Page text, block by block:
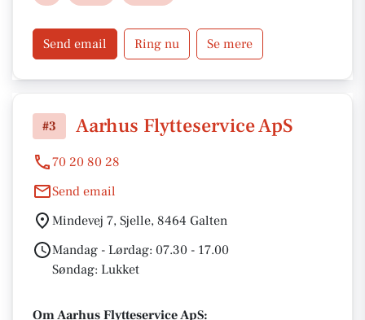
Send email Ring nu Se mere
#3 Aarhus Flytteservice ApS
70 20 80 28
Send email
Mindevej 7, Sjelle, 8464 Galten
Mandag - Lørdag: 07.30 - 17.00
Søndag: Lukket
Om Aarhus Flytteservice ApS: